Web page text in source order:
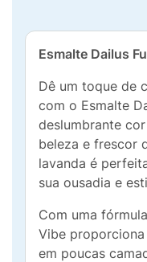
Esmalte Dailus
Dê um toque de
com o Esmalte
deslumbrante
beleza e frescor
lavanda é
sua ousadia e
Com uma
Vibe
em poucas